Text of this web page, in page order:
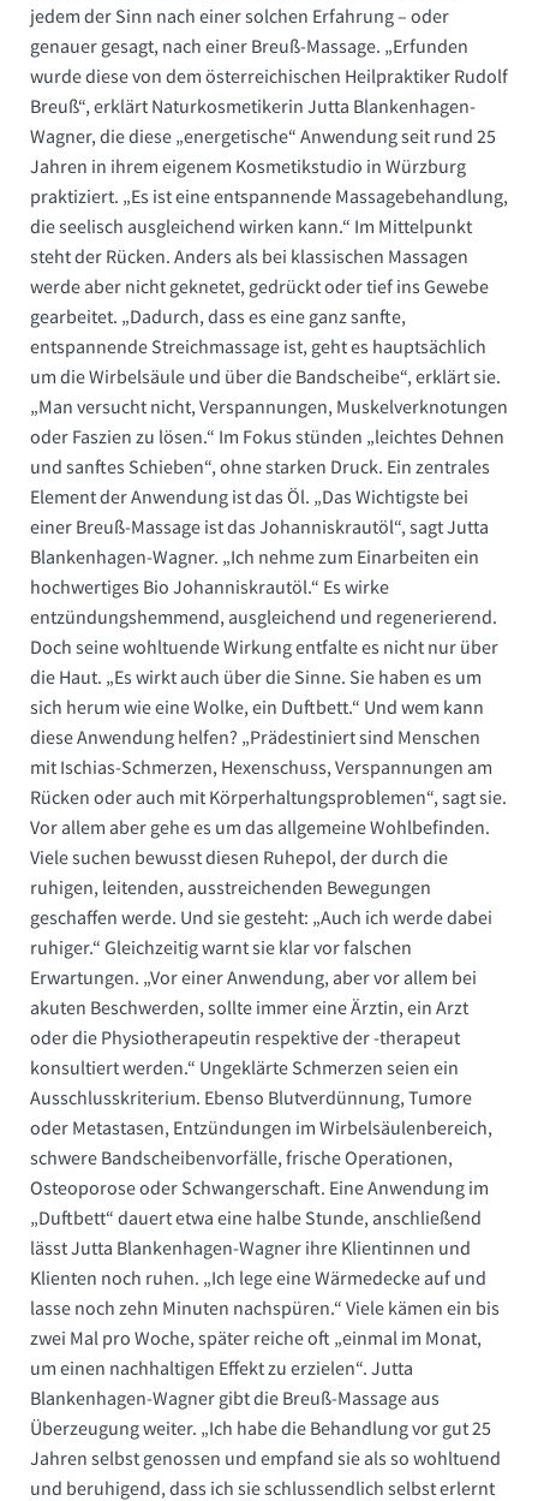
jedem der Sinn nach einer solchen Erfahrung – oder
genauer gesagt, nach einer Breuß-Massage. „Erfunden
wurde diese von dem österreichischen Heilpraktiker Rudolf
Breuß“, erklärt Naturkosmetikerin Jutta Blankenhagen-
Wagner, die diese „energetische“ Anwendung seit rund 25
Jahren in ihrem eigenem Kosmetikstudio in Würzburg
praktiziert. „Es ist eine entspannende Massagebehandlung,
die seelisch ausgleichend wirken kann.“ Im Mittelpunkt
steht der Rücken. Anders als bei klassischen Massagen
werde aber nicht geknetet, gedrückt oder tief ins Gewebe
gearbeitet. „Dadurch, dass es eine ganz sanfte,
entspannende Streichmassage ist, geht es hauptsächlich
um die Wirbelsäule und über die Bandscheibe“, erklärt sie.
„Man versucht nicht, Verspannungen, Muskelverknotungen
oder Faszien zu lösen.“ Im Fokus stünden „leichtes Dehnen
und sanftes Schieben“, ohne starken Druck. Ein zentrales
Element der Anwendung ist das Öl. „Das Wichtigste bei
einer Breuß-Massage ist das Johanniskrautöl“, sagt Jutta
Blankenhagen-Wagner. „Ich nehme zum Einarbeiten ein
hochwertiges Bio Johanniskrautöl.“ Es wirke
entzündungshemmend, ausgleichend und regenerierend.
Doch seine wohltuende Wirkung entfalte es nicht nur über
die Haut. „Es wirkt auch über die Sinne. Sie haben es um
sich herum wie eine Wolke, ein Duftbett.“ Und wem kann
diese Anwendung helfen? „Prädestiniert sind Menschen
mit Ischias-Schmerzen, Hexenschuss, Verspannungen am
Rücken oder auch mit Körperhaltungsproblemen“, sagt sie.
Vor allem aber gehe es um das allgemeine Wohlbefinden.
Viele suchen bewusst diesen Ruhepol, der durch die
ruhigen, ­leitenden, ausstreichenden Bewegungen
geschaffen werde. Und sie gesteht: „Auch ich werde dabei
ruhiger.“ Gleichzeitig warnt sie klar vor falschen
Erwartungen. „Vor einer Anwendung, aber vor allem bei
akuten Beschwerden, sollte immer eine Ärztin, ein Arzt
oder die Physiotherapeutin respektive der -therapeut
konsultiert werden.“ Ungeklärte Schmerzen seien ein
Ausschlusskriterium. Ebenso Blutverdünnung, Tumore
oder Metastasen, Entzündungen im Wirbelsäulenbereich,
schwere Bandscheibenvorfälle, frische Operationen,
Osteoporose oder Schwangerschaft. Eine Anwendung im
„Duftbett“ dauert etwa eine halbe Stunde, anschließend
lässt Jutta Blankenhagen-Wagner ihre Klientinnen und
Klienten noch ruhen. „Ich lege eine Wärmedecke auf und
lasse noch zehn Minuten nachspüren.“ Viele kämen ein bis
zwei Mal pro Woche, später reiche oft „einmal im Monat,
um einen nachhaltigen Effekt zu erzielen“. Jutta
Blankenhagen-Wagner gibt die Breuß-Massage aus
Überzeugung weiter. „Ich habe die Behandlung vor gut 25
Jahren selbst genossen und empfand sie als so wohltuend
und beruhigend, dass ich sie schlussendlich selbst erlernt